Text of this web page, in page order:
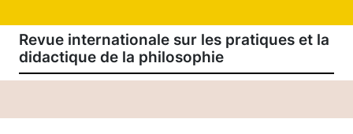
Revue internationale sur les pratiques et la
didactique de la philosophie